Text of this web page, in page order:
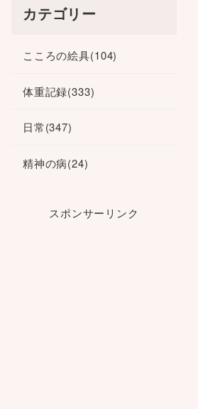
カテゴリー
こころの絵具(104)
体重記録(333)
日常(347)
精神の病(24)
スポンサーリンク